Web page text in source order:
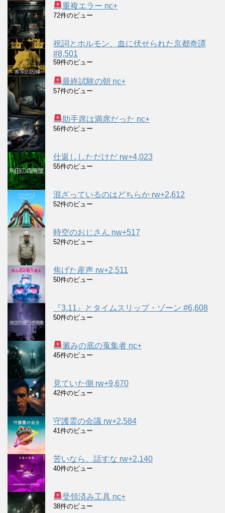
重複エラー nc+
72件のビュー
祝詞とホルモン、血に伏せられた京都奇譚
#8,501
59件のビュー
最終試験の朝 nc+
57件のビュー
助手席は満席だった nc+
56件のビュー
仕返ししただけだ rw+4,023
55件のビュー
混ざっているのはどちらか rw+2,612
52件のビュー
時空のおじさん nw+517
52件のビュー
焦げた産声 rw+2,511
50件のビュー
『3.11』とタイムスリップ・ゾーン #6,608
50件のビュー
澱みの底の蒐集者 nc+
45件のビュー
見ていた側 rw+9,670
42件のビュー
守護霊の会議 rw+2,584
41件のビュー
苦いなら、話すな rw+2,140
40件のビュー
受領済み工具 nc+
38件のビュー